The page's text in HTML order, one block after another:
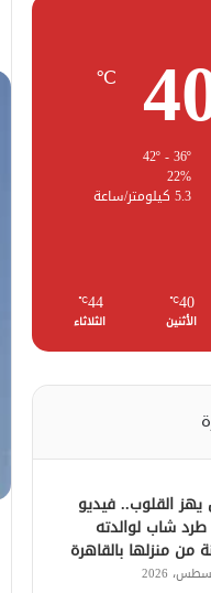
℃
42º - 36º
22%
5.3 كيلومتر/ساعة
40
℃
الأثنين
44
℃
الثلاثاء
القلوب.. فيديو
شاب لوالدته
من منزلها بالقاهرة